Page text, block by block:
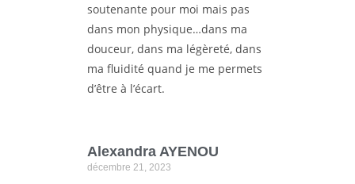
soutenante pour moi mais pas
dans mon physique…dans ma
douceur, dans ma légèreté, dans
ma fluidité quand je me permets
d’être à l’écart.
Alexandra AYENOU
décembre 21, 2023